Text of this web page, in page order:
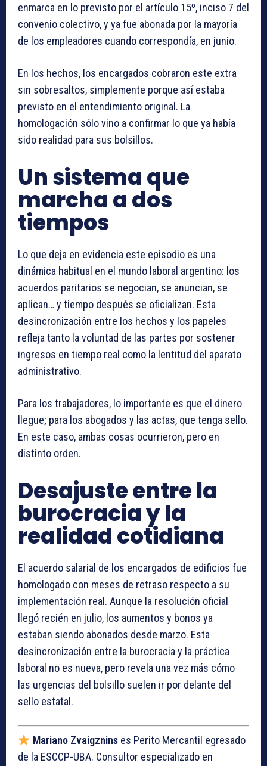
enmarca en lo previsto por el artículo 15º, inciso 7 del
convenio colectivo, y ya fue abonada por la mayoría
de los empleadores cuando correspondía, en junio.
En los hechos, los encargados cobraron este extra
sin sobresaltos, simplemente porque así estaba
previsto en el entendimiento original. La
homologación sólo vino a confirmar lo que ya había
sido realidad para sus bolsillos.
Un sistema que
marcha a dos
tiempos
Lo que deja en evidencia este episodio es una
dinámica habitual en el mundo laboral argentino: los
acuerdos paritarios se negocian, se anuncian, se
aplican… y tiempo después se oficializan. Esta
desincronización entre los hechos y los papeles
refleja tanto la voluntad de las partes por sostener
ingresos en tiempo real como la lentitud del aparato
administrativo.
Para los trabajadores, lo importante es que el dinero
llegue; para los abogados y las actas, que tenga sello.
En este caso, ambas cosas ocurrieron, pero en
distinto orden.
Desajuste entre la
burocracia y la
realidad cotidiana
El acuerdo salarial de los encargados de edificios fue
homologado con meses de retraso respecto a su
implementación real. Aunque la resolución oficial
llegó recién en julio, los aumentos y bonos ya
estaban siendo abonados desde marzo. Esta
desincronización entre la burocracia y la práctica
laboral no es nueva, pero revela una vez más cómo
las urgencias del bolsillo suelen ir por delante del
sello estatal.
Mariano Zvaigzninses Perito Mercantil egresado
de la ESCCP-UBA. Consultor especializado en